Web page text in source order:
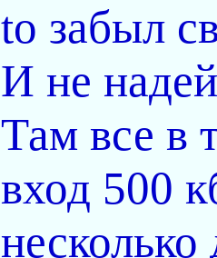
to забыл
И не
Там все в
вход 500